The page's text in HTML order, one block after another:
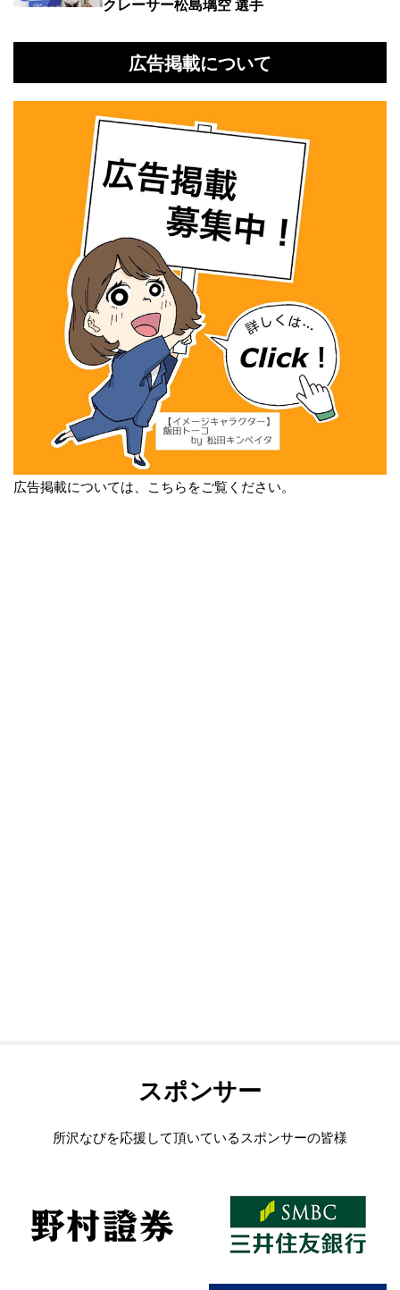
広告掲載について
広告掲載については、こちらをご覧ください。
スポンサー
所沢なびを応援して頂いているスポンサーの皆様